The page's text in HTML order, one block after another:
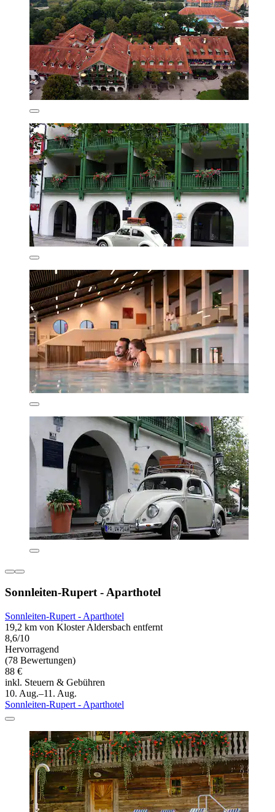
Sonnleiten-Rupert - Aparthotel
Sonnleiten-Rupert - Aparthotel
19,2 km von Kloster Aldersbach entfernt
8,6/10
Hervorragend
(78 Bewertungen)
88 €
inkl. Steuern & Gebühren
10. Aug.–11. Aug.
Sonnleiten-Rupert - Aparthotel